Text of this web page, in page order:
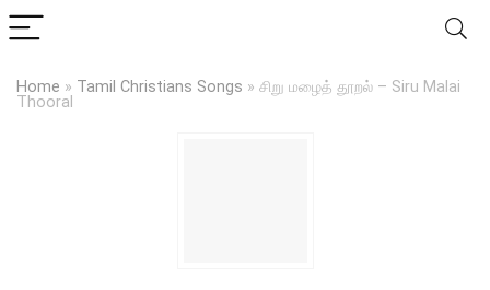
Home » Tamil Christians Songs » சிறு மழைத் தூறல் – Siru Malai
Thooral